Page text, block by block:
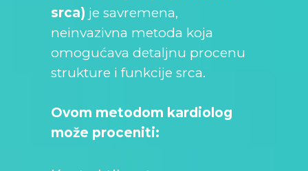
srca) je savremena,
neinvazivna metoda koja
omogućava detaljnu procenu
strukture i funkcije srca.
Ovom metodom kardiolog
može proceniti: